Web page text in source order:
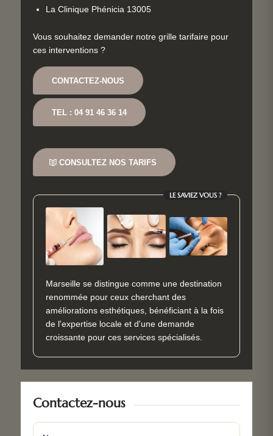
La Clinique Phénicia 13005
Vous souhaitez demander notre grille tarifaire pour
ces interventions ?
CONTACTEZ-NOUS
TEL : 04 91 46 36 14
CONSULTEZ NOS TARIFS
LE SAVIEZ VOUS ?
Marseille se distingue comme une destination
renommée pour ceux cherchant des
améliorations esthétiques, bénéficiant à la fois
de l'expertise locale et d'une demande
croissante pour ces services spécialisés.
Contactez-nous